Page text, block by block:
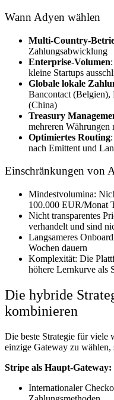
Wann Adyen wählen
Multi-Country-
Zahlungsabwicklung
Enterprise-Volumen
kleine Startups
Globale lokale
Bancontact (Belgien),
(China)
Treasury
mehreren Währungen
Optimiertes Routing
nach Emittent und
Einschränkungen von
Mindestvolumina:
100.000 EUR/Monat
Nicht transparentes
verhandelt und sind
Langsameres
Wochen dauern
Komplexität: Die
höhere Lernkurve als
Die hybride
kombinieren
Die beste Strategie für viele
einzige Gateway zu wählen,
Stripe als Haupt-Gateway:
Internationaler